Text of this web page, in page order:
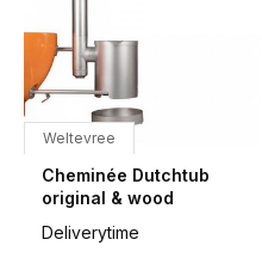
Weltevree
Cheminée Dutchtub
original & wood
Deliverytime